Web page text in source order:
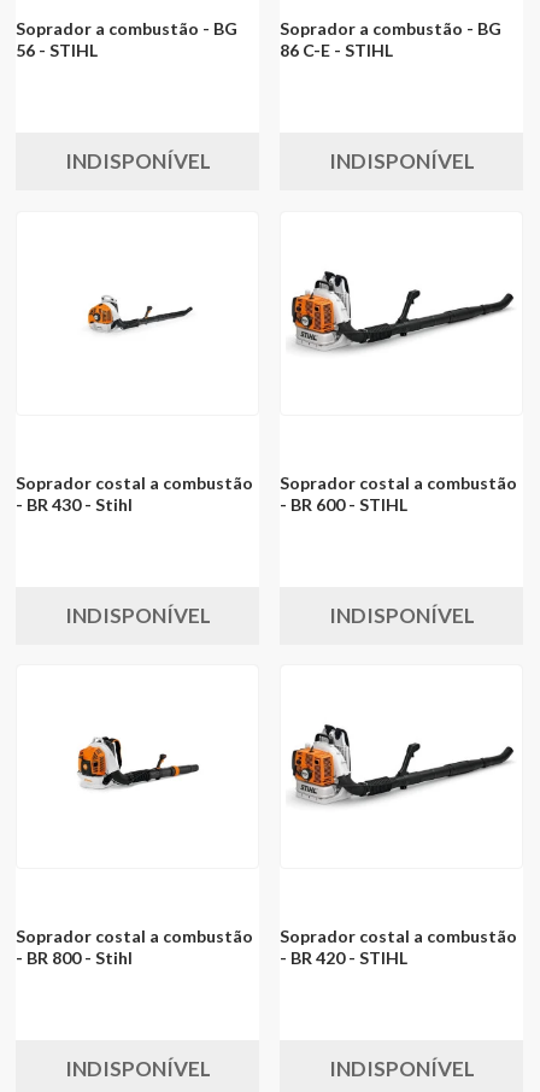
Soprador a combustão - BG
56 - STIHL
INDISPONÍVEL
Soprador a combustão - BG
86 C-E - STIHL
INDISPONÍVEL
Soprador costal a combustão
- BR 430 - Stihl
INDISPONÍVEL
Soprador costal a combustão
- BR 600 - STIHL
INDISPONÍVEL
Soprador costal a combustão
- BR 800 - Stihl
INDISPONÍVEL
Soprador costal a combustão
- BR 420 - STIHL
INDISPONÍVEL